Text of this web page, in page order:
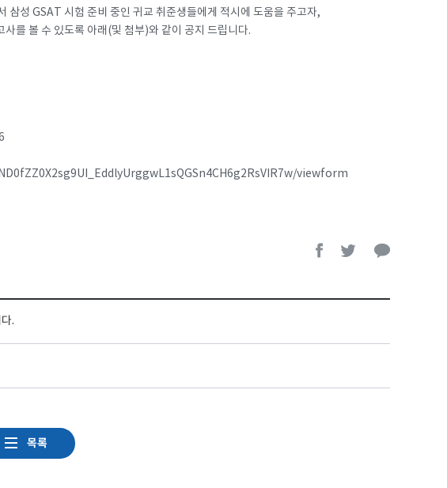
성 GSAT 시험 준비 중인 귀교 취준생들에게 적시에 도움을 주고자,
를 볼 수 있도록 아래(및 첨부)와 같이 공지 드립니다.
viewform
.
목록